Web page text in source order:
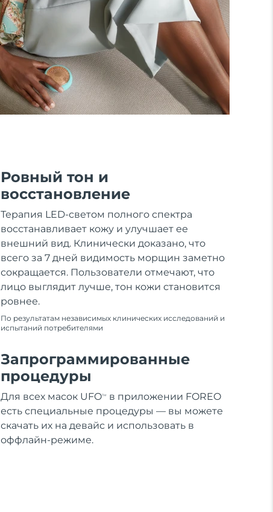
Ровный тон и
восстановление
Терапия LED-светом полного спектра
восстанавливает кожу и улучшает ее
внешний вид. Клинически доказано, что
всего за 7 дней видимость морщин заметно
сокращается. Пользователи отмечают, что
лицо выглядит лучше, тон кожи становится
ровнее.
По результатам независимых клинических исследований и
испытаний потребителями
Запрограммированные
процедуры
Для всех масок UFOTM
в приложении FOREO
есть специальные процедуры — вы можете
скачать их на девайс и использовать в
оффлайн-режиме.